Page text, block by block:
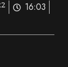
16:03